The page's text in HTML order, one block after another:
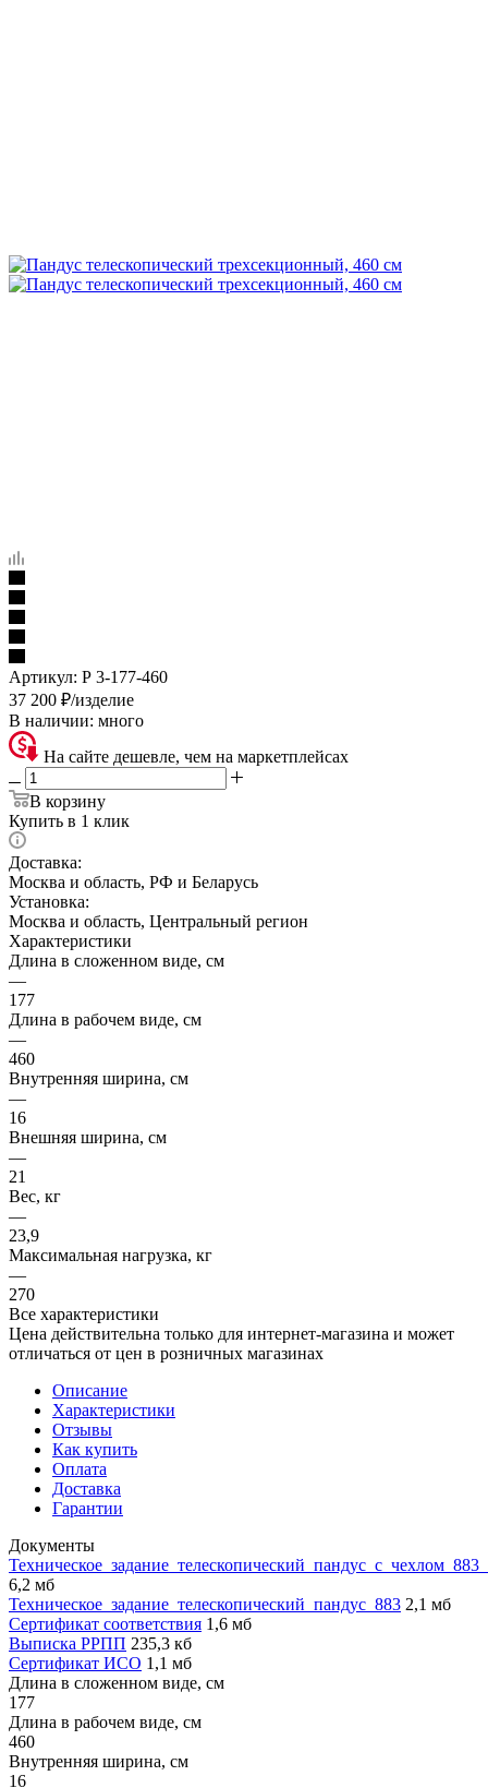
Артикул: Р 3-177-460
37 200 ₽/изделие
В наличии: много
На сайте дешевле, чем на маркетплейсах
В корзину
Купить в 1 клик
Доставка:
Москва и область, РФ и Беларусь
Установка:
Москва и область, Центральный регион
Характеристики
Длина в сложенном виде, см
—
177
Длина в рабочем виде, см
—
460
Внутренняя ширина, см
—
16
Внешняя ширина, см
—
21
Вес, кг
—
23,9
Максимальная нагрузка, кг
—
270
Все характеристики
Цена действительна только для интернет-магазина и может
отличаться от цен в розничных магазинах
Описание
Характеристики
Отзывы
Как купить
Оплата
Доставка
Гарантии
Документы
6,2 мб
Техническое_задание_телескопический_пандус_883 2,1 мб
Сертификат соответствия 1,6 мб
Выписка РРПП 235,3 кб
Сертификат ИСО 1,1 мб
Длина в сложенном виде, см
177
Длина в рабочем виде, см
460
Внутренняя ширина, см
16